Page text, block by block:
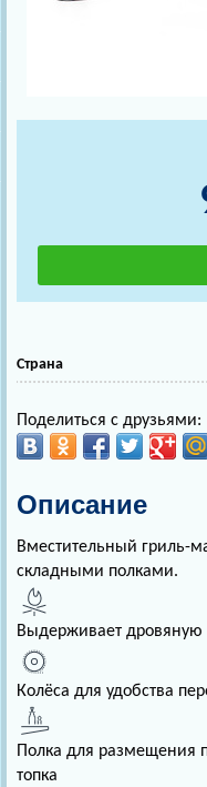
Страна
Поделиться с друзьями:
Описание
Вместительный гриль-
складными полками.
Выдерживает дровяную
Колёса для удобства
Полка для размещения
топка